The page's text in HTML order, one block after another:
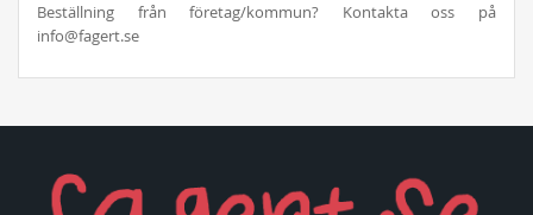
Beställning från företag/kommun? Kontakta oss på
info@fagert.se